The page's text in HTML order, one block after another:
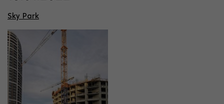
Sky Park